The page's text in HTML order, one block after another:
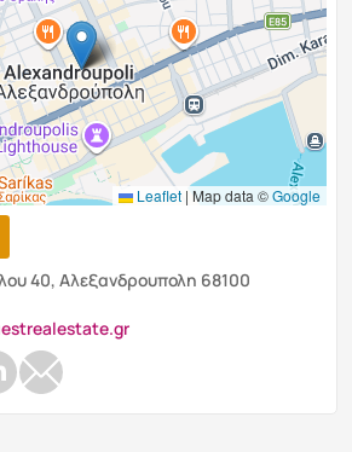
Leaflet | Map data ©Google
40, Αλεξανδρουπολη 68100